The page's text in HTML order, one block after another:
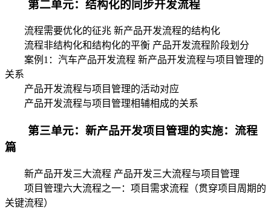
第二单元：结构化的同步开发流程
流程需要优化的征兆 新产品开发流程的结构化
流程非结构化和结构化的平衡 产品开发流程阶段划分
案例1：汽车产品开发流程 新产品开发流程与项目管理的
关系
产品开发流程与项目管理的活动对应
产品开发流程与项目管理相辅相成的关系
第三单元：新产品开发项目管理的实施：流程
篇
新产品开发三大流程 产品开发三大流程与项目管理
项目管理六大流程之一：项目需求流程（贯穿项目周期的
关键流程）